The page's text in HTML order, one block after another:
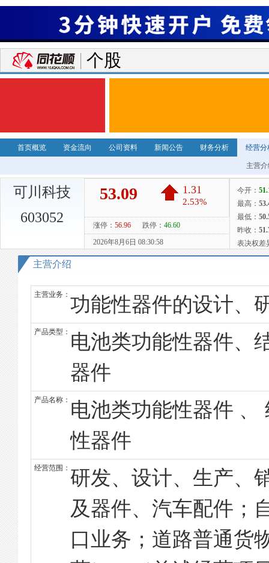
个股
首页概览 资金流向 公司资料 新闻公告 财务分析 经营分
主营
可川科技
603052